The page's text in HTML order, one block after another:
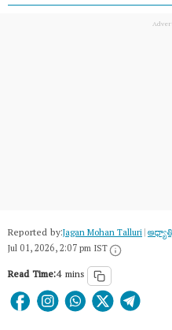
Reported by:Jagan Mohan Talluri|
Jul 01, 2026, 2:07 pm IST
Read Time:4 mins